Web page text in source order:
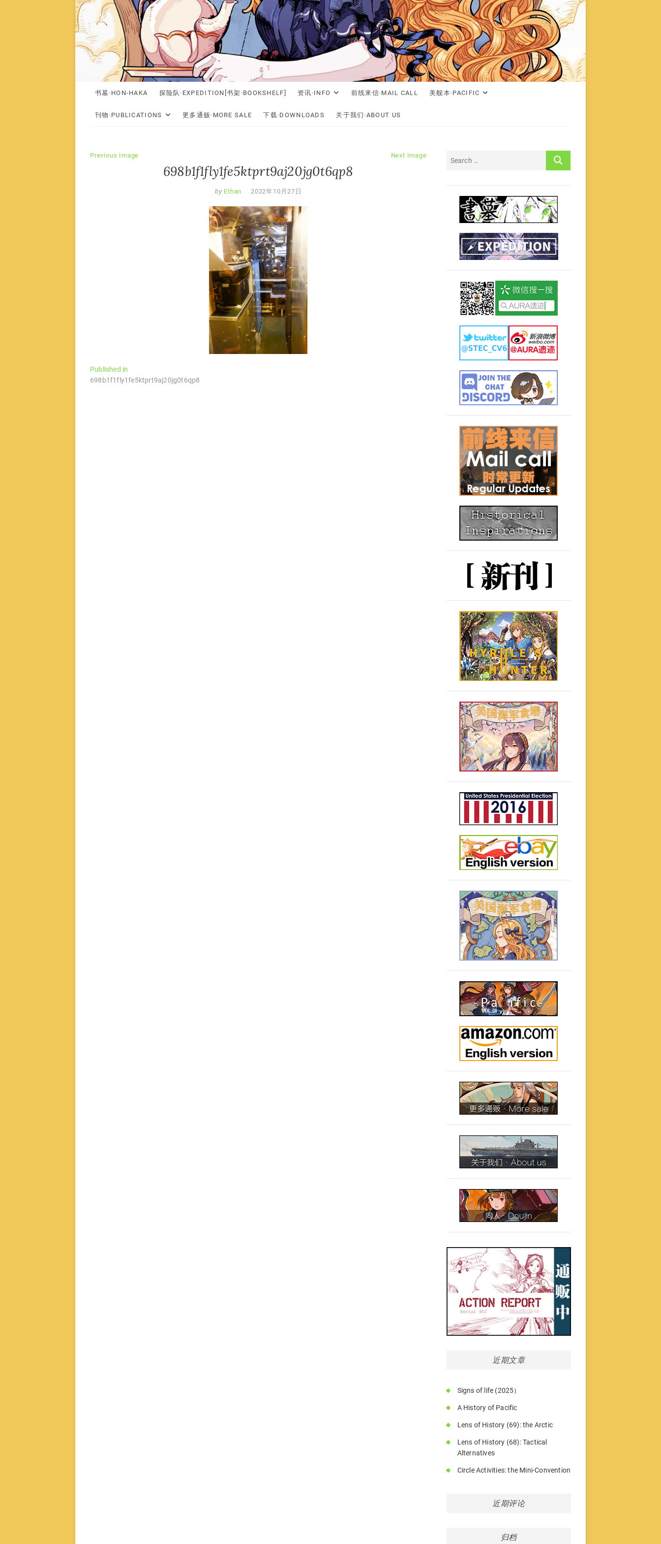
书墓·HON-HAKA 探险队·EXPEDITION[书架·BOOKSHELF] 资讯·INFO 前线来信·MAIL CALL 美舰本·PACIFIC
刊物·PUBLICATIONS 更多通贩·MORE SALE 下载·DOWNLOADS 关于我们·ABOUT US
Previous Image Next Image
698b1f1fly1fe5ktprt9aj20jg0t6qp8
by Ethan 2022年10月27日
文
章
Published in
698b1f1fly1fe5ktprt9aj20jg0t6qp8
近期文章
Signs of life (2025）
A History of Pacific
Lens of History (69): the Arctic
Lens of History (68): Tactical
Alternatives
Circle Activities: the Mini-Convention
近期评论
归档